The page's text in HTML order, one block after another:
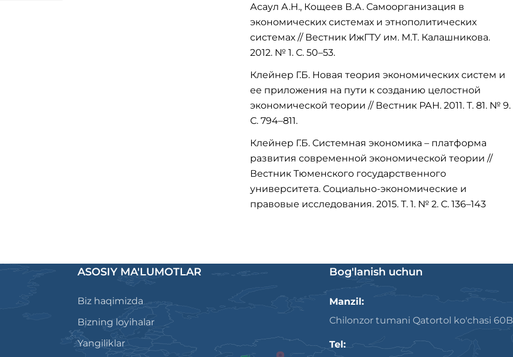
Асаул А.Н., Кощеев В.А. Самоорганизация в
экономических системах и этнополитических
системах // Вестник ИжГТУ им. М.Т. Калашникова.
2012. № 1. С. 50–53.
Клейнер Г.Б. Новая теория экономических систем и
ее приложения на пути к созданию целостной
экономической теории // Вестник РАН. 2011. Т. 81. № 9.
С. 794–811.
Клейнер Г.Б. Системная экономика – платформа
развития современной экономической теории //
Вестник Тюменского государственного
университета. Социально-экономические и
правовые исследования. 2015. Т. 1. № 2. С. 136–143
ASOSIY MA'LUMOTLAR
Biz haqimizda
Bizning loyihalar
Yangiliklar
Bog'lanish uchun
Manzil:
Chilonzor tumani Qatortol ko'chasi 60B
Tel: